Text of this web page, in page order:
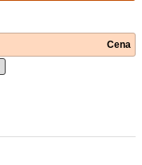
Cena